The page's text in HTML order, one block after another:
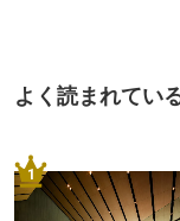
よく読まれてい
1